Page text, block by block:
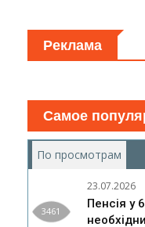
Реклама
Самое
По просмотрам
3461
23.07.2026
Пенсія у